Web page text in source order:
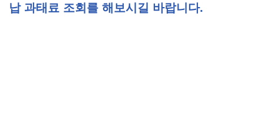
납 과태료 조회를 해보시길 바랍니다.